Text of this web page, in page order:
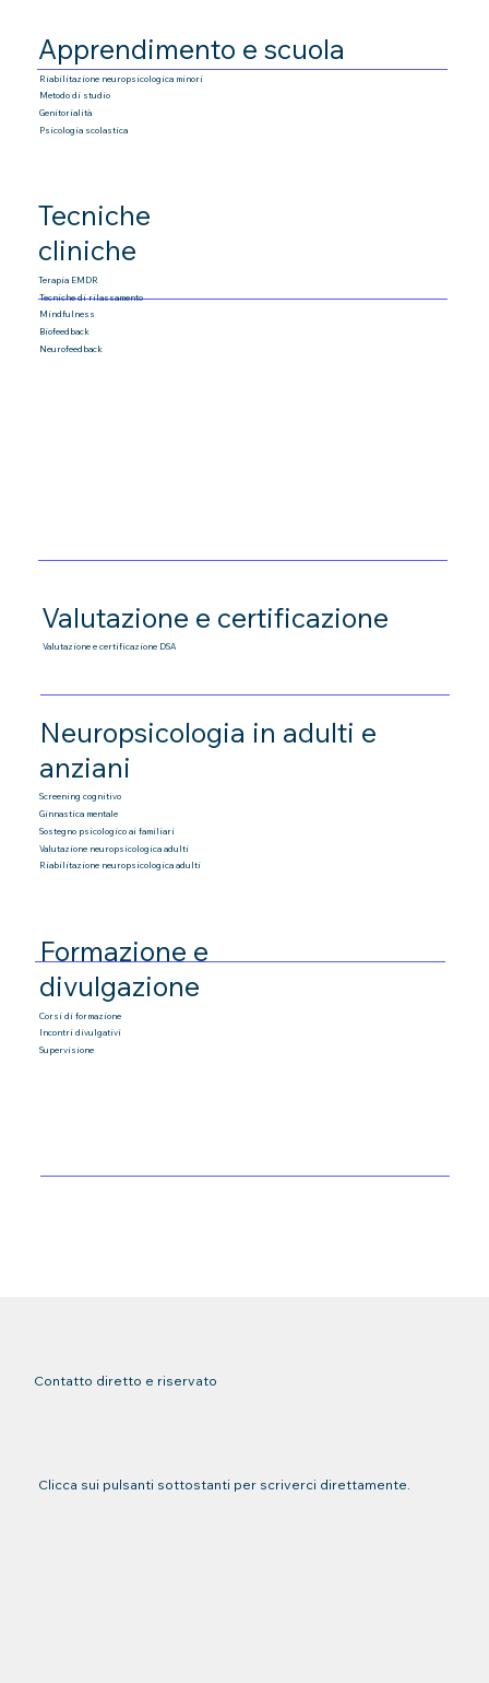
Apprendimento e scuola
Riabilitazione neuropsicologica minori
Metodo di studio
Genitorialità
Psicologia scolastica
Tecniche
cliniche
Terapia EMDR
Tecniche di rilassamento
Mindfulness
Biofeedback
Neurofeedback
Valutazione e certificazione
Valutazione e certificazione DSA
Neuropsicologia in adulti e
anziani
Screening cognitivo
Ginnastica mentale
Sostegno psicologico ai familiari
Valutazione neuropsicologica adulti
Riabilitazione neuropsicologica adulti
Formazione e
divulgazione
Corsi di formazione
Incontri divulgativi
Supervisione
Contatto diretto e riservato
Clicca sui pulsanti sottostanti per scriverci direttamente.